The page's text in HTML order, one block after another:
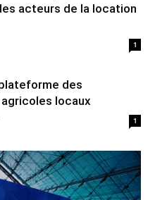
acteurs de la location
1
des
locaux
1